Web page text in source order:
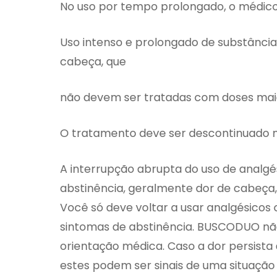
No uso por tempo prolongado, o
Uso intenso e prolongado de
cabeça, que
não devem ser tratadas com doses
O tratamento deve ser descontinuado
A interrupção abrupta do uso de
abstinência, geralmente dor de
Você só deve voltar a usar
sintomas de abstinência. BUSCODUO
orientação médica. Caso a dor
estes podem ser sinais de uma